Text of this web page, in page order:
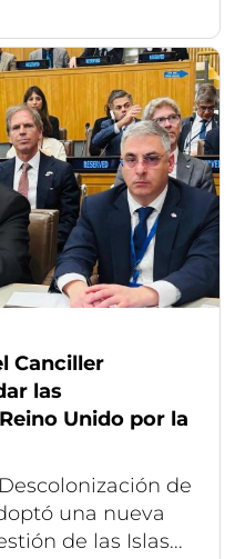
Canciller
las
Unido por la
de
una nueva
de las Islas...